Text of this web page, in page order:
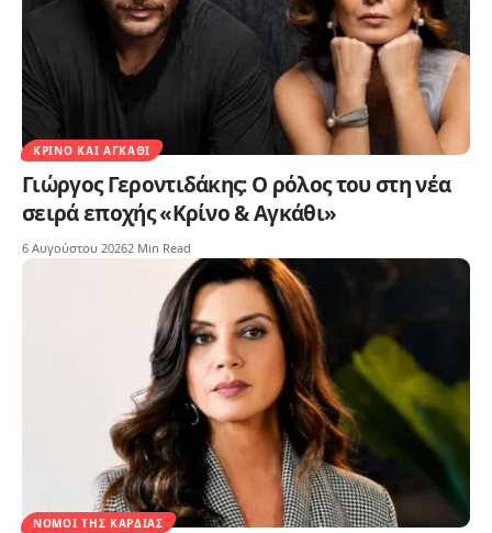
ΚΡΊΝΟ ΚΑΙ ΑΓΚΆΘΙ
Γιώργος Γεροντιδάκης: Ο ρόλος του στη νέα
σειρά εποχής «Κρίνο & Αγκάθι»
6 Αυγούστου 20262 Min Read
ΝΌΜΟΙ ΤΗΣ ΚΑΡΔΙΆΣ